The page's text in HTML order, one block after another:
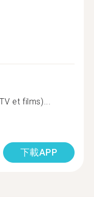
et films)...
下載APP